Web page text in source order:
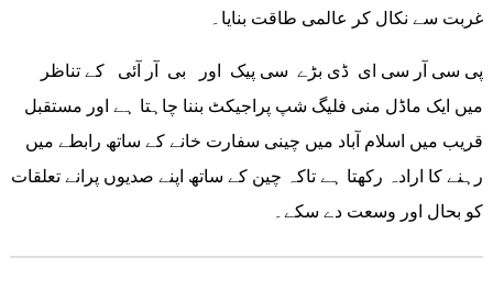
غربت سے نکال کر عالمی طاقت بنایا۔
میں ایک ماڈل منی فلیگ شپ پراجیکٹ بننا چاہتا ہے اور مستقبل
قریب میں اسلام آباد میں چینی سفارت خانے کے ساتھ رابطے میں
رہنے کا ارادہ رکھتا ہے تاکہ چین کے ساتھ اپنے صدیوں پرانے تعلقات
کو بحال اور وسعت دے سکے۔